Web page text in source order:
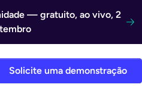
— gratuito, ao vivo, 2
Solicite uma demonstração